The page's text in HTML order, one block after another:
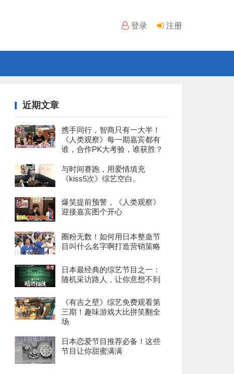
登录 注册
近期文章
携手同行，智商只有一大半！
《人类观察》每一期嘉宾都有
谁，合作PK大考验，谁获胜？
与时间赛跑，用爱情填充
《kiss5次》综艺空白。
爆笑提前预警，《人类观察》
迎接嘉宾图个开心
圈粉无数！如何用日本整蛊节
目叫什么名字啊打造营销策略
日本最经典的综艺节目之一：
随机采访路人，让你意想不到
《有吉之壁》综艺免费观看第
三期！趣味游戏大比拼笑翻全
场
日本恋爱节目推荐必备！这些
节目让你甜蜜满满